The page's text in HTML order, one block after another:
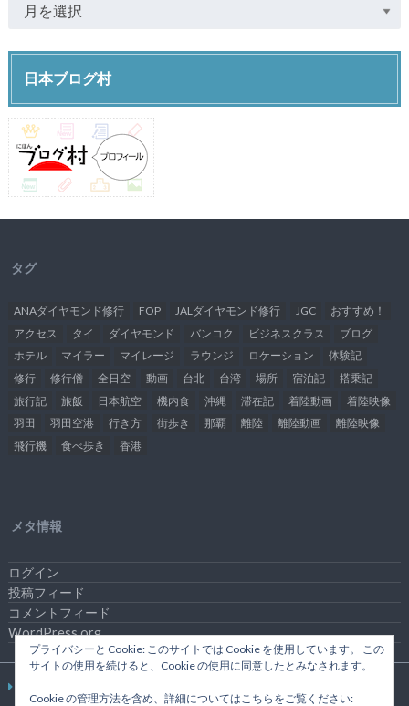
日本ブログ村
タグ
ANAダイヤモンド修行 FOP JALダイヤモンド修行 JGC
おすすめ！
アクセス
タイ ダイヤモンド バンコク ビジネスクラス
ブログ
ホテル
マイラー マイレージ ラウンジ ロケーション
体験記
修行
修行僧 全日空 動画 台北 台湾 場所 宿泊記
搭乗記
旅行記
旅飯 日本航空 機内食 沖縄 滞在記 着陸動画
着陸映像
羽田
羽田空港 行き方 街歩き 那覇 離陸 離陸動画
離陸映像
飛行機
食べ歩き 香港
メタ情報
ログイン
投稿フィード
コメントフィード
WordPress.org
プライバシーと Cookie: このサイトでは Cookie を使用しています。 この
サイトの使用を続けると、Cookie の使用に同意したとみなされます。
Cookie の管理方法を含め、詳細についてはこちらをご覧ください: